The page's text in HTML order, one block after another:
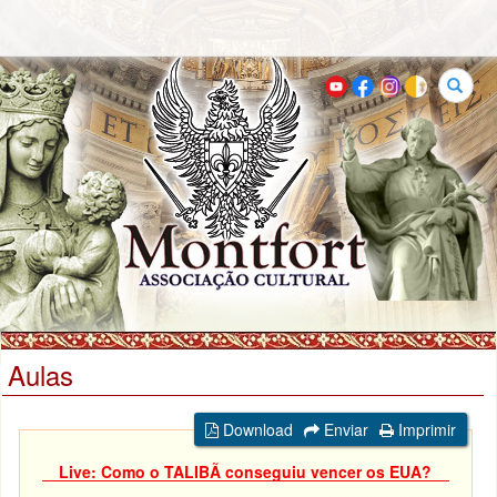
Buscar
Aulas
Download Enviar
Imprimir
Live: Como o TALIBÃ conseguiu vencer os EUA?